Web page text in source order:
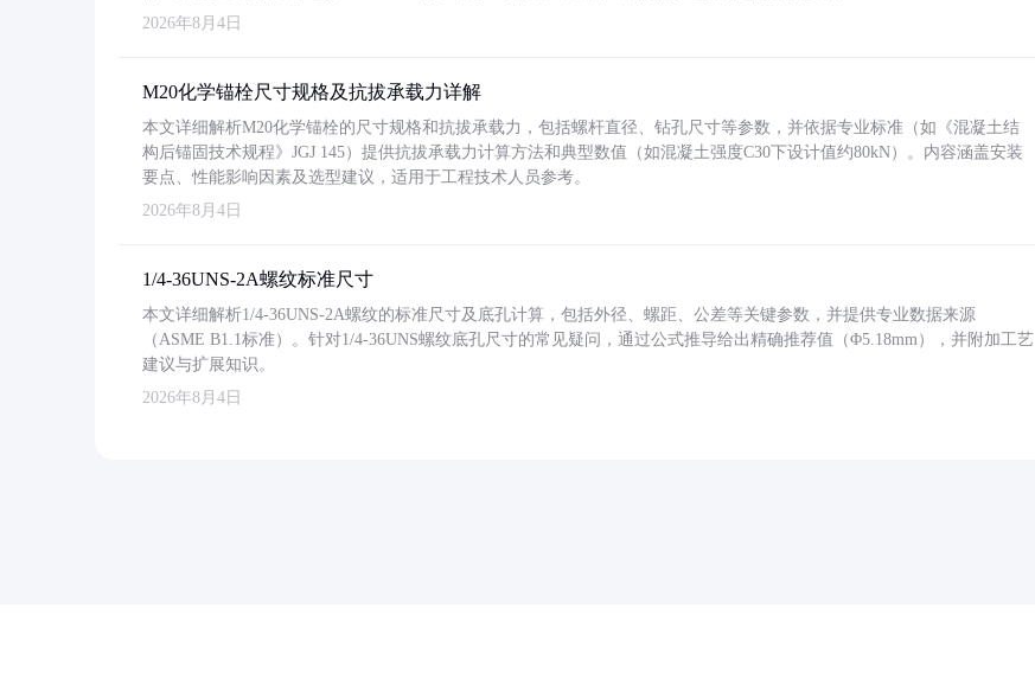
2026年8月4日
M20化学锚栓尺寸规格及抗拔承载力详解
本文详细解析M20化学锚栓的尺寸规格和抗拔承载力，包括螺杆直径、钻孔尺寸等参数，并依据专业标准（如《混凝土结
构后锚固技术规程》JGJ 145）提供抗拔承载力计算方法和典型数值（如混凝土强度C30下设计值约80kN）。内容涵盖安装
要点、性能影响因素及选型建议，适用于工程技术人员参考。
2026年8月4日
1/4-36UNS-2A螺纹标准尺寸
本文详细解析1/4-36UNS-2A螺纹的标准尺寸及底孔计算，包括外径、螺距、公差等关键参数，并提供专业数据来源
（ASME B1.1标准）。针对1/4-36UNS螺纹底孔尺寸的常见疑问，通过公式推导给出精确推荐值（Φ5.18mm），并附加工艺
建议与扩展知识。
2026年8月4日